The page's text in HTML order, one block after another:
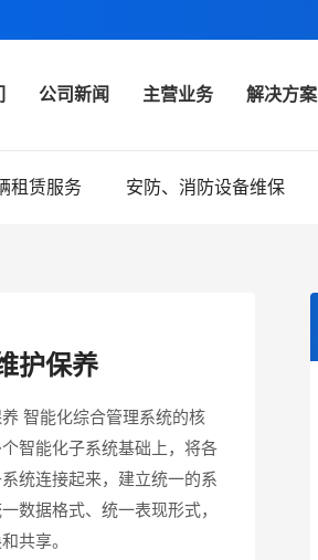
公司新闻 主营业务 解决方案
租赁服务 安防、消防设备维保
护保养